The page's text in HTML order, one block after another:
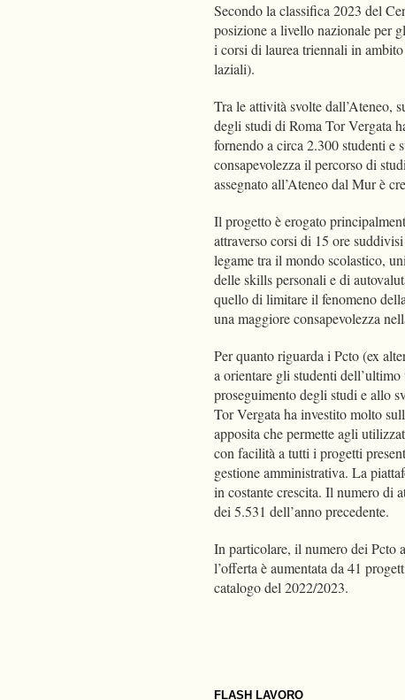
FLASH LAVORO
Secondo la classifica 2023 del
posizione a livello nazionale per
i corsi di laurea triennali in
laziali).
Tra le attività svolte dall’Ateneo,
degli studi di Roma Tor Vergata
fornendo a circa 2.300 studenti e
consapevolezza il percorso di
assegnato all’Ateneo dal Mur è
Il progetto è erogato
attraverso corsi di 15 ore
legame tra il mondo scolastico,
delle skills personali e di
quello di limitare il fenomeno
una maggiore consapevolezza
Per quanto riguarda i Pcto (ex
a orientare gli studenti
proseguimento degli studi e allo
Tor Vergata ha investito molto
apposita che permette agli
con facilità a tutti i progetti
gestione amministrativa. La
in costante crescita. Il numero di
dei 5.531 dell’anno precedente.
In particolare, il numero dei Pcto
l’offerta è aumentata da 41
catalogo del 2022/2023.